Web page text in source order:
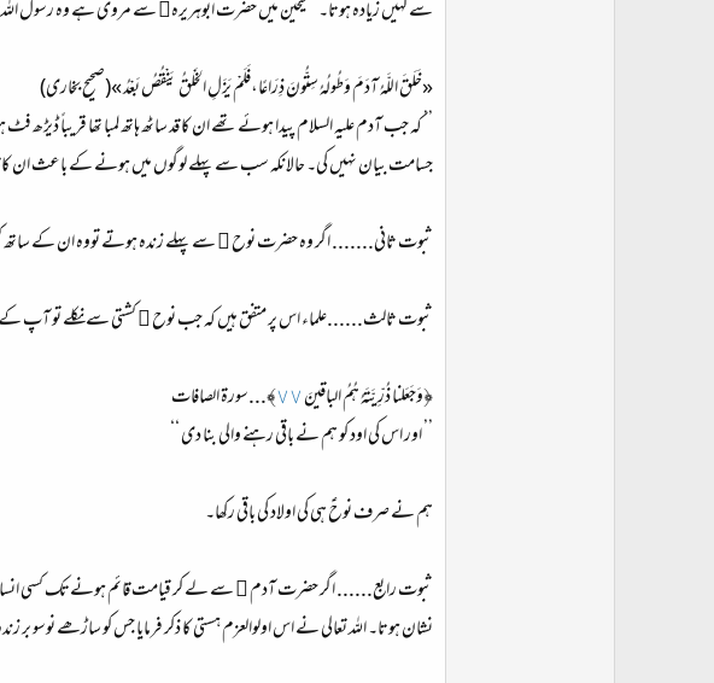
سے کہیں زیادہ ہوتا۔ صحیحین میں حضرت ابوہریرہ﷜ سے مروی ہے وہ
«خَلَقَ اللَّهُ آدَمَ وَطُولُهُ سِتُّونَ ذِرَاعًا،فَلَمْ يَزَلِ الخَلْقُ يَنْقُصُ بَعْدُ »(صحیح بخاری)
’’ کہ جب آدم علیہ السلام پیدا ہوئے تھے ان کا قد ساٹھ ہاتھ لمبا تھا
جسامت بیان نہیں کی۔ حالانکہ سب سے پہلے لوگوں میں ہونے کے باعث ان
ثبوت ثانی....... اگر وہ حضرت نوح ﷤ سے پہلے زندہ ہوتے تووہ ان کے ساتھ
ثبوت ثالث......علماء اس پر متفق ہیں کہ جب نوح ﷤ کشتی سے نکلے تو آپ کے
﴿وَجَعَلنا ذُرِّ‌يَّتَهُ هُمُ الباقينَ٧٧﴾...سورة الصافات
’’ اور اس کی اود کو ہم نے باقی رہنے والی بنا دی ‘‘
ہم نے صرف نوحؑ ہی کی اولاد کی باقی رکھا۔
ثبوت رابع...... اگر حضرت آدم ﷤ سے لے کر قیامت قائم ہونےتک کسی انسان کا
نشان ہوتا۔ اللہ تعالی نے اس اولوالعزم ہستی کا ذکر فرمایا جس کو ساڑھے نوسو بر